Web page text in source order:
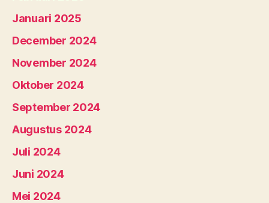
Januari 2025
December 2024
November 2024
Oktober 2024
September 2024
Augustus 2024
Juli 2024
Juni 2024
Mei 2024